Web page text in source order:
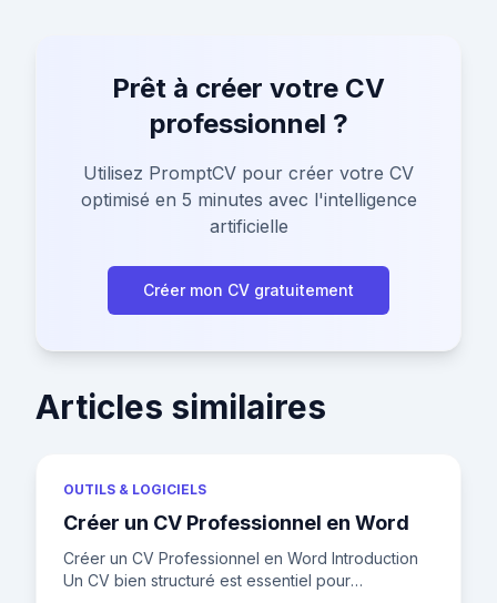
Prêt à créer votre CV
professionnel ?
Utilisez PromptCV pour créer votre CV
optimisé en 5 minutes avec l'intelligence
artificielle
Créer mon CV gratuitement
Articles similaires
OUTILS & LOGICIELS
Créer un CV Professionnel en Word
Créer un CV Professionnel en Word Introduction
Un CV bien structuré est essentiel pour